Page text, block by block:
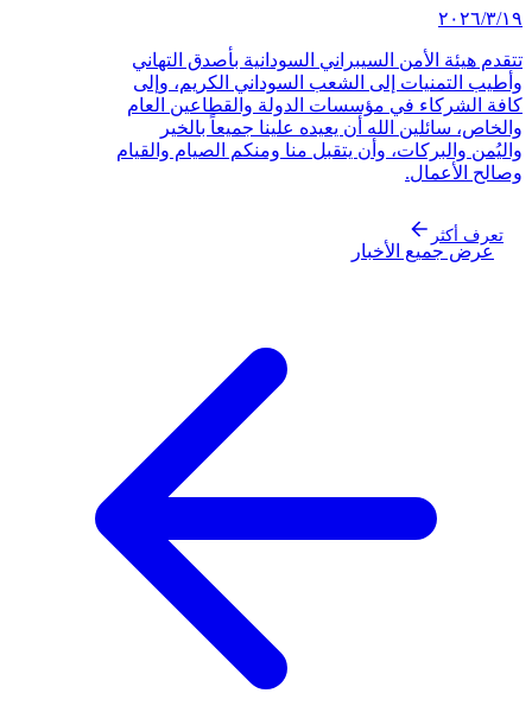
هيئة الأمن السيبراني السودانية بأصدق التهاني
التمنيات إلى الشعب السوداني الكريم، وإلى
الشركاء في مؤسسات الدولة والقطاعين العام
سائلين الله أن يعيده علينا جميعاً بالخير
والبركات، وأن يتقبل منا ومنكم الصيام والقيام
الأعمال.
تعرف أكثر
عرض جميع الأخبار